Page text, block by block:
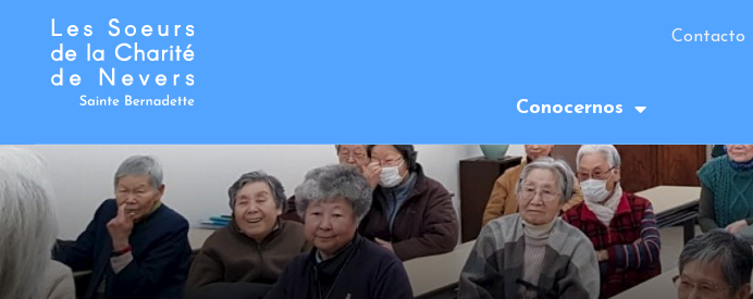
Contacto
Conocernos